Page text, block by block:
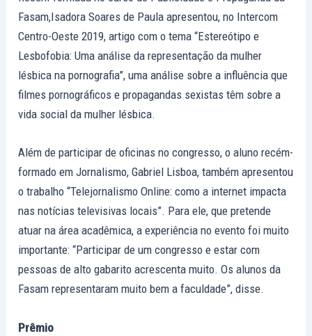
Fasam,Isadora Soares de Paula apresentou, no Intercom
Centro-Oeste 2019, artigo com o tema “Estereótipo e
Lesbofobia: Uma análise da representação da mulher
lésbica na pornografia”, uma análise sobre a influência que
filmes pornográficos e propagandas sexistas têm sobre a
vida social da mulher lésbica.
Além de participar de oficinas no congresso, o aluno recém-
formado em Jornalismo, Gabriel Lisboa, também apresentou
o trabalho “Telejornalismo Online: como a internet impacta
nas notícias televisivas locais”. Para ele, que pretende
atuar na área acadêmica, a experiência no evento foi muito
importante: “Participar de um congresso e estar com
pessoas de alto gabarito acrescenta muito. Os alunos da
Fasam representaram muito bem a faculdade”, disse.
Prêmio